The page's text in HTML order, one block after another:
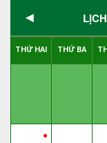
◄
THỨ HAI THỨ BA
●